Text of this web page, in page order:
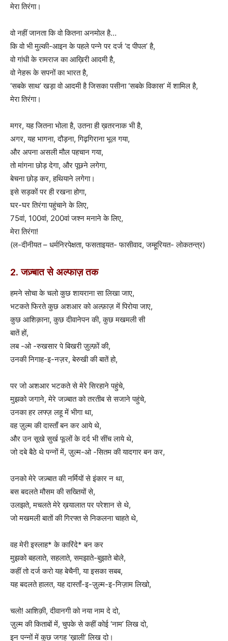
मेरा तिरंगा।
वो नहीं जानता कि वो कितना अनमोल है…
कि वो भी मुल्की-आइन के पहले पन्ने पर दर्ज ‘द पीपल’ है,
वो गांधी के रामराज का आख़िरी आदमी है,
वो नेहरू के सपनों का भारत है,
‘सबके साथ’ खड़ा वो आदमी है जिसका पसीना ‘सबके विकास’ में शामिल है,
मेरा तिरंगा।
मगर, यह जितना भोला है, उतना ही ख़तरनाक भी है,
अगर, यह भागना, दौड़ना, गिढ़गिराना भूल गया,
और अपना असली मौल पहचान गया,
तो मांगना छोड़ देगा, और पूछने लगेगा,
बेचना छोड़ कर, हथियाने लगेगा।
इसे सड़कों पर ही रखना होगा,
घर-घर तिरंगा पहुंचाने के लिए,
75वां, 100वां, 200वां जश्न मनाने के लिए,
मेरा तिरंगा!
(ल-दीनीयत – धर्मनिरपेक्षता, फसताइयत- फासीवाद, जम्हूरियत- लोकतन्त्र)
2. जज़्बात से अल्फाज़ तक
हमने सोचा के चलो कुछ शायराना सा लिखा जाए,
भटकते फिरते कुछ अशआर को अल्फ़ाज़ में पिरोया जाए,
कुछ आशिक़ाना, कुछ दीवानेपन की, कुछ मखमली सी
बातें हों,
लब -ओ -रुखसार पे बिखरी ज़ुल्फ़ों की,
उनकी निगाह-इ-नज़र, बेरुखी की बातें हो,
पर जो अशआर भटकते से मेरे सिरहाने पहुंचे,
मुझको जगाने, मेरे जज़्बात को तरतीब से सजाने पहुंचे,
उनका हर लफ्ज़ लहू में भीगा था,
वह ज़ुल्म की दास्ताँ बन कर आये थे,
और उन सूखे सुर्ख फूलों के दर्द भी सींच लाये थे,
जो दबे बैठे थे पन्नों में, ज़ुल्म-ओ -सितम की यादगार बन कर,
उनको मेरे जज़्बात की नर्मियों से इंकार न था,
बस बदलते मौसम की सख्तियों से,
उलझते, मचलते मेरे ख़यालात पर परेशान से थे,
जो मखमली बातों की गिरफ्त से निकलना चाहते थे,
वह मेरी इस्लाह* के कारिंदे* बन कर
मुझको बहलाते, सहलाते, समझाते-बुझाते बोले,
कहीं तो दर्ज करो यह बेचैनी, या इसका सबब,
यह बदलते हालत, यह दास्ताँ-इ-ज़ुल्म-इ-निज़ाम लिखो,
चलो! आशिक़ी, दीवानगी को नया नाम दे दो,
ज़ुल्म की किताबों में, चुपके से कहीं कोई ‘नाम’ लिख दो,
इन पन्नों में कुछ जगह ‘ख़ाली’ लिख दो।